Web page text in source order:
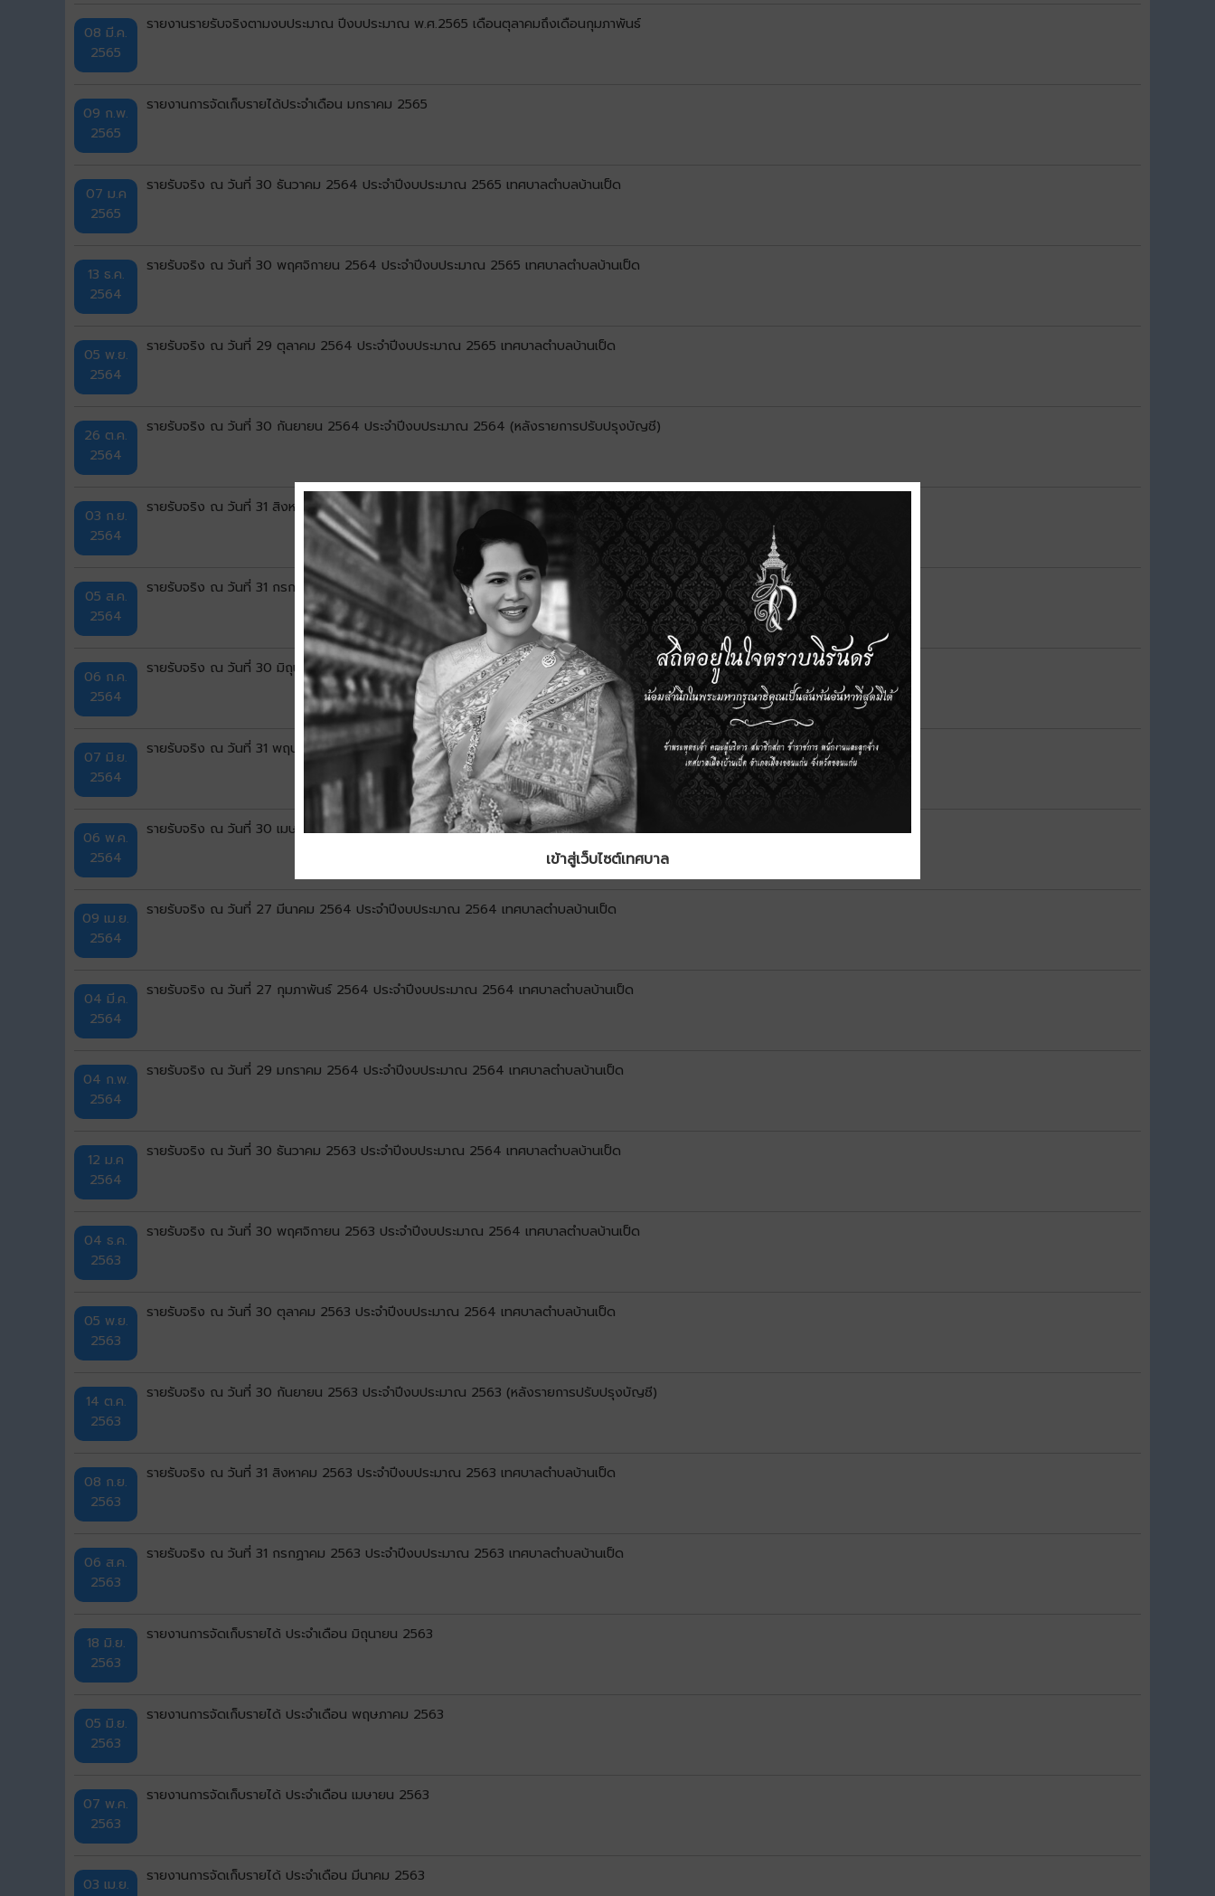
08 มี.ค.
2565
รายงานรายรับจริงตามงบประมาณ ปีงบประมาณ พ.ศ.2565 เดือนตุลาคมถึงเดือนกุมภาพันธ์
09 ก.พ.
2565
รายงานการจัดเก็บรายได้ประจำเดือน มกราคม 2565
07 ม.ค
2565
รายรับจริง ณ วันที่ 30 ธันวาคม 2564 ประจำปีงบประมาณ 2565 เทศบาลตำบลบ้านเป็ด
13 ธ.ค.
2564
รายรับจริง ณ วันที่ 30 พฤศจิกายน 2564 ประจำปีงบประมาณ 2565 เทศบาลตำบลบ้านเป็ด
05 พ.ย.
2564
รายรับจริง ณ วันที่ 29 ตุลาคม 2564 ประจำปีงบประมาณ 2565 เทศบาลตำบลบ้านเป็ด
26 ต.ค.
2564
รายรับจริง ณ วันที่ 30 กันยายน 2564 ประจำปีงบประมาณ 2564 (หลังรายการปรับปรุงบัญชี)
03 ก.ย.
2564
รายรับจริง ณ วันที่ 31 สิงหาคม 2564 ประจำปีงบประมาณ 2564 เทศบาลตำบลบ้านเป็ด
05 ส.ค.
2564
รายรับจริง ณ วันที่ 31 กรกฎาคม 2564 ประจำปีงบประมาณ 2564 เทศบาลตำบลบ้านเป็ด
06 ก.ค.
2564
รายรับจริง ณ วันที่ 30 มิถุนายน 2564 ประจำปีงบประมาณ 2564 เทศบาลตำบลบ้านเป็ด
07 มิ.ย.
2564
รายรับจริง ณ วันที่ 31 พฤษภาคม 2564 ประจำปีงบประมาณ 2564 เทศบาลตำบลบ้านเป็ด
06 พ.ค.
2564
รายรับจริง ณ วันที่ 30 เมษายน 2564 ประจำปีงบประมาณ 2564 เทศบาลตำบลบ้านเป็ด
09 เม.ย.
2564
รายรับจริง ณ วันที่ 27 มีนาคม 2564 ประจำปีงบประมาณ 2564 เทศบาลตำบลบ้านเป็ด
04 มี.ค.
2564
รายรับจริง ณ วันที่ 27 กุมภาพันธ์ 2564 ประจำปีงบประมาณ 2564 เทศบาลตำบลบ้านเป็ด
04 ก.พ.
2564
รายรับจริง ณ วันที่ 29 มกราคม 2564 ประจำปีงบประมาณ 2564 เทศบาลตำบลบ้านเป็ด
12 ม.ค
2564
รายรับจริง ณ วันที่ 30 ธันวาคม 2563 ประจำปีงบประมาณ 2564 เทศบาลตำบลบ้านเป็ด
04 ธ.ค.
2563
รายรับจริง ณ วันที่ 30 พฤศจิกายน 2563 ประจำปีงบประมาณ 2564 เทศบาลตำบลบ้านเป็ด
05 พ.ย.
2563
รายรับจริง ณ วันที่ 30 ตุลาคม 2563 ประจำปีงบประมาณ 2564 เทศบาลตำบลบ้านเป็ด
14 ต.ค.
2563
รายรับจริง ณ วันที่ 30 กันยายน 2563 ประจำปีงบประมาณ 2563 (หลังรายการปรับปรุงบัญชี)
08 ก.ย.
2563
รายรับจริง ณ วันที่ 31 สิงหาคม 2563 ประจำปีงบประมาณ 2563 เทศบาลตำบลบ้านเป็ด
06 ส.ค.
2563
รายรับจริง ณ วันที่ 31 กรกฏาคม 2563 ประจำปีงบประมาณ 2563 เทศบาลตำบลบ้านเป็ด
18 มิ.ย.
2563
รายงานการจัดเก็บรายได้ ประจำเดือน มิถุนายน 2563
05 มิ.ย.
2563
รายงานการจัดเก็บรายได้ ประจำเดือน พฤษภาคม 2563
07 พ.ค.
2563
รายงานการจัดเก็บรายได้ ประจำเดือน เมษายน 2563
03 เม.ย.
รายงานการจัดเก็บรายได้ ประจำเดือน มีนาคม 2563
เข้าสู่เว็บไซต์เทศบาล